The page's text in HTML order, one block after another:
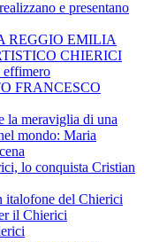
e presentano
REGGIO EMILIA
CHIERICI
effimero
FRANCESCO
la meraviglia di una
mondo: Maria
lo conquista Cristian
italofone del Chierici
il Chierici